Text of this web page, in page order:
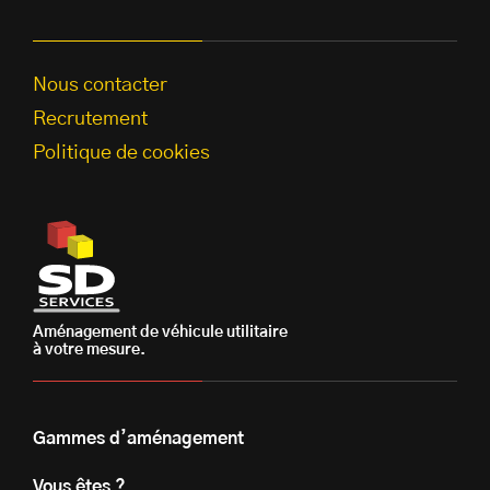
Nous contacter
Recrutement
Politique de cookies
Aménagement de véhicule utilitaire
à votre mesure.
Gammes d’aménagement